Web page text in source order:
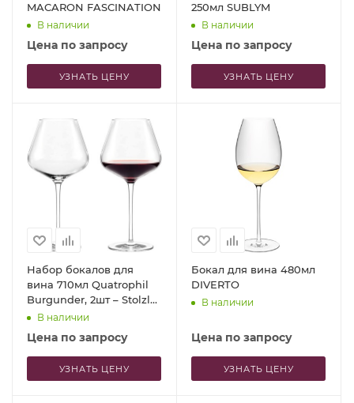
MACARON FASCINATION
В наличии
Цена по запросу
УЗНАТЬ ЦЕНУ
250мл SUBLYM
В наличии
Цена по запросу
УЗНАТЬ ЦЕНУ
Набор бокалов для
вина 710мл Quatrophil
Burgunder, 2шт – Stolzle
Lausitz
В наличии
Цена по запросу
УЗНАТЬ ЦЕНУ
Бокал для вина 480мл
DIVERTO
В наличии
Цена по запросу
УЗНАТЬ ЦЕНУ